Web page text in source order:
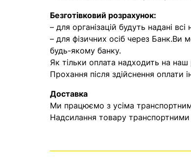
Безготівковий розрахунок:
– для організацій будуть надані
– для фізичних осіб через Банк.Ви
будь-якому банку.
Як тільки оплата надходить на
Прохання після здійснення оплати
Доставка
Ми працюємо з усіма
Надсилання товару